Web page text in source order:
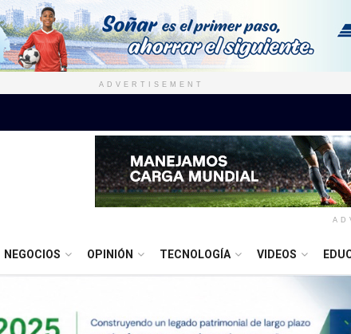
ADVERTISEMENT
NEGOCIOS OPINIÓN TECNOLOGÍA VIDEOS